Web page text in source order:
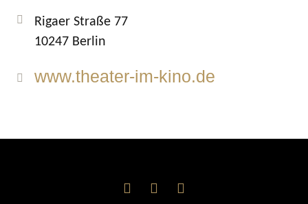
Rigaer Straße 77
10247 Berlin
www.theater-im-kino.de